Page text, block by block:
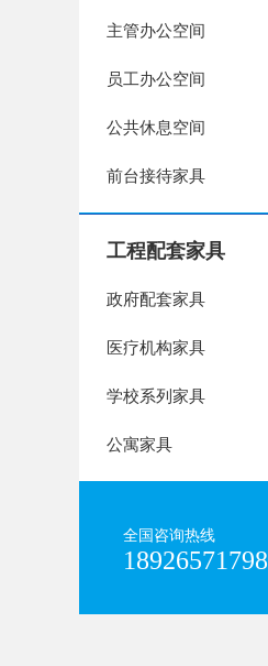
主管办公空间
员工办公空间
公共休息空间
前台接待家具
工程配套家具
政府配套家具
医疗机构家具
学校系列家具
公寓家具
全国咨询热线
18926571798